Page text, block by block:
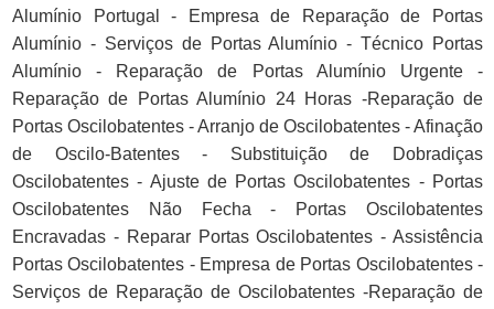
Alumínio Portugal - Empresa de Reparação de Portas
Alumínio - Serviços de Portas Alumínio - Técnico Portas
Alumínio - Reparação de Portas Alumínio Urgente -
Reparação de Portas Alumínio 24 Horas -Reparação de
Portas Oscilobatentes - Arranjo de Oscilobatentes - Afinação
de Oscilo-Batentes - Substituição de Dobradiças
Oscilobatentes - Ajuste de Portas Oscilobatentes - Portas
Oscilobatentes Não Fecha - Portas Oscilobatentes
Encravadas - Reparar Portas Oscilobatentes - Assistência
Portas Oscilobatentes - Empresa de Portas Oscilobatentes -
Serviços de Reparação de Oscilobatentes -Reparação de